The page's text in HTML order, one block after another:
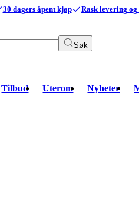
30 dagers åpent kjøp Rask levering
Søk
Tilbud Uterom Nyheter